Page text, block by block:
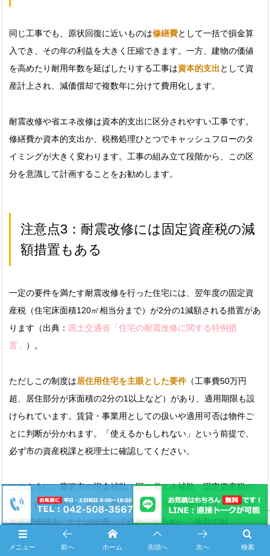
同じ工事でも、原状回復に近いものは修繕費として一括で損金算
入でき、その年の利益を大きく圧縮できます。一方、建物の価値
を高めたり耐用年数を延ばしたりする工事は資本的支出として資
産計上され、減価償却で複数年に分けて費用化します。
耐震改修や省エネ改修は資本的支出に区分されやすい工事です。
修繕費か資本的支出か、税務処理ひとつでキャッシュフローのタ
イミングが大きく変わります。工事の組み立て段階から、この区
分を意識して計画することをお勧めします。
注意点3：耐震改修には固定資産税の減
額措置もある
一定の要件を満たす耐震改修を行った住宅には、翌年度の固定資
産税（住宅床面積120㎡相当分まで）が2分の1減額される措置があ
ります（出典： 国土交通省「住宅の耐震改修に関する特例措
置」
）。
ただしこの制度は居住用住宅を主眼とした要件（工事費50万円
超、居住部分が床面積の2分の1以上など）があり、適用期限も設
けられています。賃貸・事業用としての扱いや適用可否は物件ご
とに判断が分かれます。「使えるかもしれない」という前提で、
必ず市の資産税課と税理士に確認してください。
このように、藤沢市の現金補助・国の省エネ補助・固定資産税の
減額・損金算入は、重ねて積み上げられるのが基本です。一つの
大規模修繕を「ただの出費」で終わらせるか、「複数の財布から
取り戻す投資」に変えるかは、計画の最初の設計で決まります。
メニュー 検索
前へ ホーム 先頭へ 次へ